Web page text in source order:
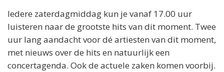
Iedere zaterdagmiddag kun je vanaf 17.00 uur
luisteren naar de grootste hits van dit moment. Twee
uur lang aandacht voor dé artiesten van dit moment,
met nieuws over de hits en natuurlijk een
concertagenda. Ook de actuele zaken komen voorbij.